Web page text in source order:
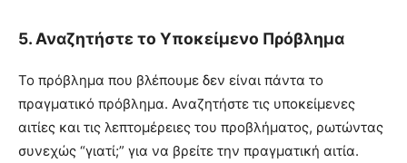
5. Αναζητήστε το Υποκείμενο Πρόβλημα
Το πρόβλημα που βλέπουμε δεν είναι πάντα το
πραγματικό πρόβλημα. Αναζητήστε τις υποκείμενες
αιτίες και τις λεπτομέρειες του προβλήματος, ρωτώντας
συνεχώς “γιατί;” για να βρείτε την πραγματική αιτία.